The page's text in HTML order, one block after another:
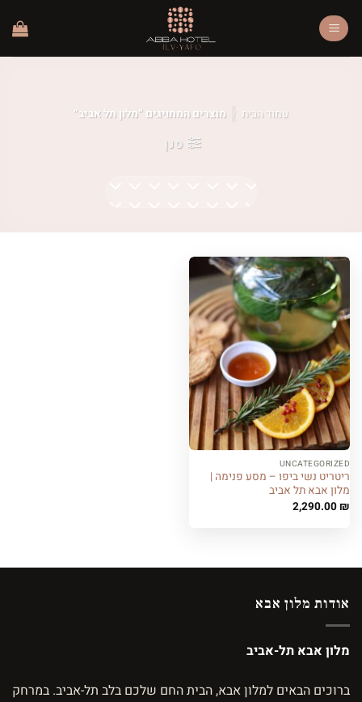
Skip
content
עמוד הבית מוצרים המתויגים “מלון תל אביב”
סנן
UNCATEGORIZED
ריטריט נשי ביפו – מסע פנימה |
מלון אבא תל אביב
2,290.00₪
אודות מלון אבא
מלון אבא תל-אביב
ברוכים הבאים למלון אבא, הבית החם שלכם בלב תל-אביב. במרחק